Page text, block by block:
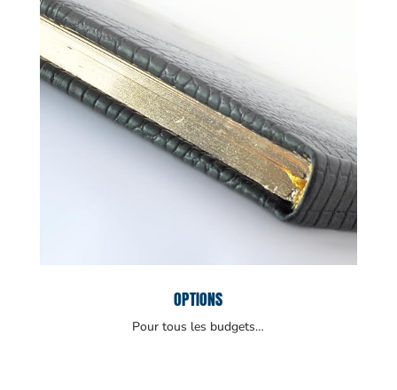
OPTIONS
Pour tous les budgets…